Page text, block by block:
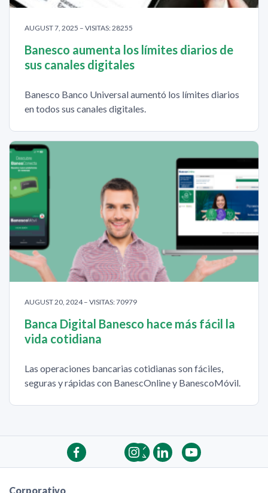
AUGUST 7, 2025 – VISITAS: 28255
Banesco aumenta los límites diarios de
sus canales digitales
Banesco Banco Universal aumentó los límites diarios
en todos sus canales digitales.
AUGUST 20, 2024 – VISITAS: 70979
Banca Digital Banesco hace más fácil la
vida cotidiana
Las operaciones bancarias cotidianas son fáciles,
seguras y rápidas con BanescOnline y BanescoMóvil.
Corporativo